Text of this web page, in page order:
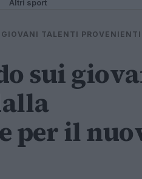
Altri sport
TALENTI
sui
per il